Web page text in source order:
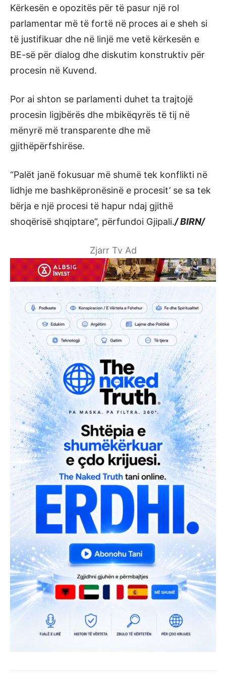
Kërkesën e opozitës për të pasur një rol
parlamentar më të fortë në proces ai e sheh si
të justifikuar dhe në linjë me vetë kërkesën e
BE-së për dialog dhe diskutim konstruktiv për
procesin në Kuvend.
Por ai shton se parlamenti duhet ta trajtojë
procesin ligjbërës dhe mbikëqyrës të tij në
mënyrë më transparente dhe më
gjithëpërfshirëse.
“Palët janë fokusuar më shumë tek konflikti në
lidhje me bashkëpronësinë e procesit’ se sa tek
bërja e një procesi të hapur ndaj gjithë
shoqërisë shqiptare”, përfundoi Gjipali./ BIRN/
Zjarr Tv Ad